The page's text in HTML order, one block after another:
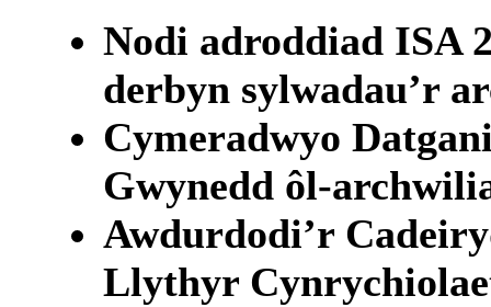
Nodi adroddiad ISA
derbyn sylwadau’r
Cymeradwyo
Gwynedd ôl-
Awdurdodi’r
Llythyr